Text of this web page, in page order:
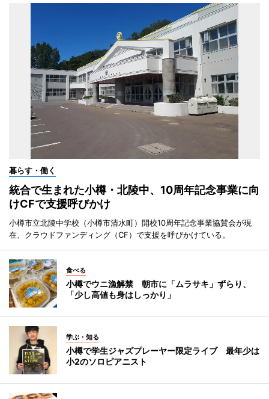
暮らす・働く
統合で生まれた小樽・北陵中、10周年記念事業に向
けCFで支援呼びかけ
小樽市立北陵中学校（小樽市清水町）開校10周年記念事業協賛会が現
在、クラウドファンディング（CF）で支援を呼びかけている。
食べる
小樽でウニ漁解禁 朝市に「ムラサキ」ずらり、
「少し高値も身はしっかり」
学ぶ・知る
小樽で学生ジャズプレーヤー限定ライブ 最年少は
小2のソロピアニスト